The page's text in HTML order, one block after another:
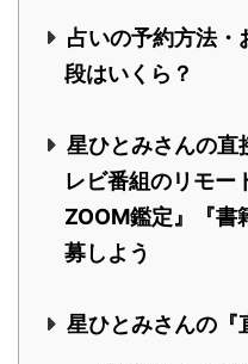
占いの予約方法・
段はいくら？
星ひとみさんの直
レビ番組のリモー
ZOOM鑑定』『書
募しよう
星ひとみさんの『